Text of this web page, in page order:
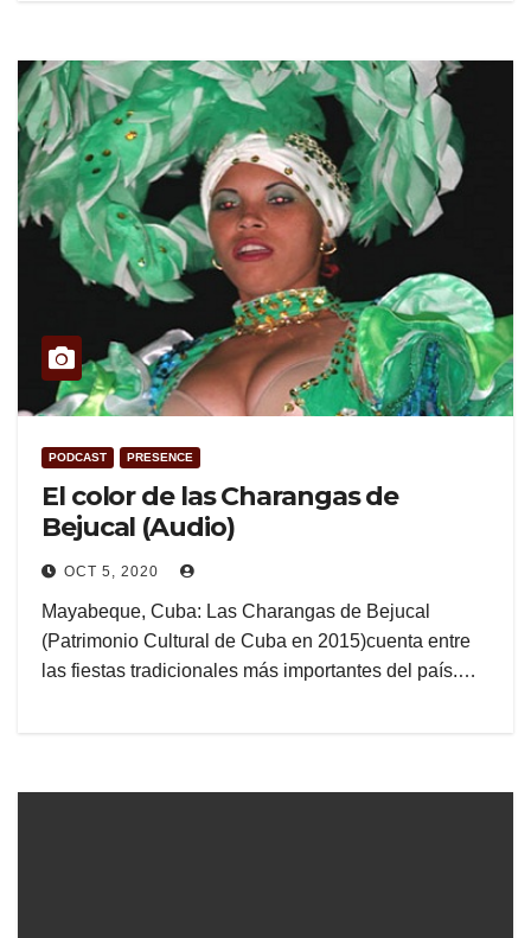
PODCAST PRESENCE
El color de las Charangas de
Bejucal (Audio)
OCT 5, 2020
Mayabeque, Cuba: Las Charangas de Bejucal
(Patrimonio Cultural de Cuba en 2015)cuenta entre
las fiestas tradicionales más importantes del país.…